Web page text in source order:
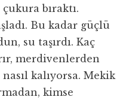
bıraktı.
Bu kadar güçlü
su taşırdı. Kaç
merdivenlerden
kalıyorsa. Mekik
kimse